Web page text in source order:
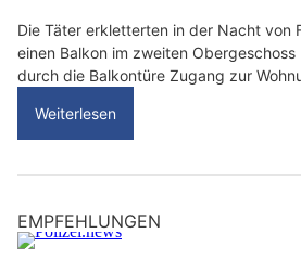
Die Täter erkletterten in der Nacht von
einen Balkon im zweiten
durch die Balkontüre Zugang zur
Weiterlesen
EMPFEHLUNGEN